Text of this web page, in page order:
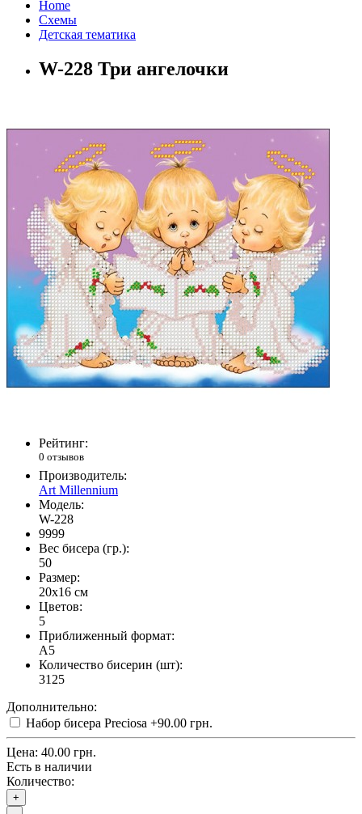
Home
Схемы
Детская тематика
W-228 Три ангелочки
Рейтинг:
0 отзывов
Производитель:
Art Millennium
Модель:
W-228
9999
Вес бисера (гр.):
50
Размер:
20x16 см
Цветов:
5
Приближенный формат:
A5
Количество бисерин (шт):
3125
Дополнительно:
Набор бисера Preciosa +90.00 грн.
Цена: 40.00 грн.
Есть в наличии
Количество:
+